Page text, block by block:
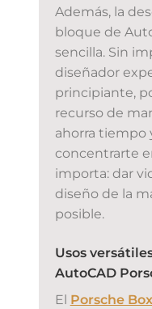
Además, la
bloque de
sencilla. Sin
diseñador
principiante,
recurso de
ahorra tiempo
concentrarte
importa: dar
diseño de la
posible.
Usos
AutoCAD
El Porsche